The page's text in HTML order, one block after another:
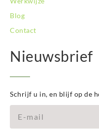
Blog
Contact
Nieuwsbrief
Schrijf u in, en blijf op de